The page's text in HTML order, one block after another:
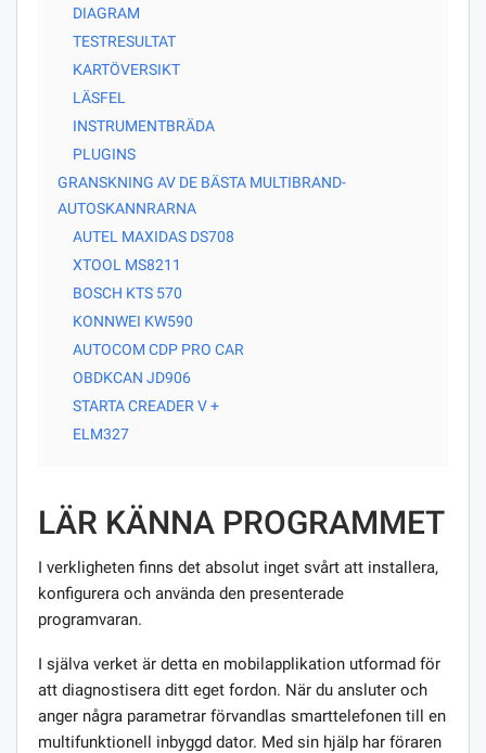
DIAGRAM
TESTRESULTAT
KARTÖVERSIKT
LÄSFEL
INSTRUMENTBRÄDA
PLUGINS
GRANSKNING AV DE BÄSTA MULTIBRAND-
AUTOSKANNRARNA
AUTEL MAXIDAS DS708
XTOOL MS8211
BOSCH KTS 570
KONNWEI KW590
AUTOCOM CDP PRO CAR
OBDKCAN JD906
STARTA CREADER V +
ELM327
LÄR KÄNNA PROGRAMMET
I verkligheten finns det absolut inget svårt att installera,
konfigurera och använda den presenterade
programvaran.
I själva verket är detta en mobilapplikation utformad för
att diagnostisera ditt eget fordon. När du ansluter och
anger några parametrar förvandlas smarttelefonen till en
multifunktionell inbyggd dator. Med sin hjälp har föraren